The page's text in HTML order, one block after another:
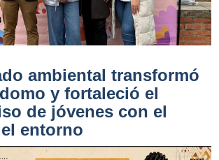
ambiental transformó
y fortaleció el
de jóvenes con el
entorno